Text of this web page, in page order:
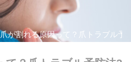
爪が割れる原因って？爪トラブル予